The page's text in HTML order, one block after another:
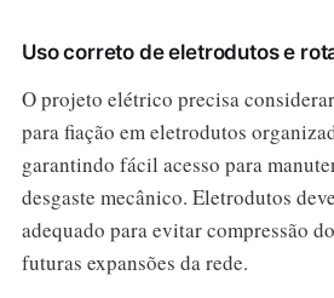
Uso correto de eletrodutos e
O projeto elétrico precisa
para fiação em eletrodutos
garantindo fácil acesso para
desgaste mecânico. Eletrodutos
adequado para evitar compressão
futuras expansões da rede.